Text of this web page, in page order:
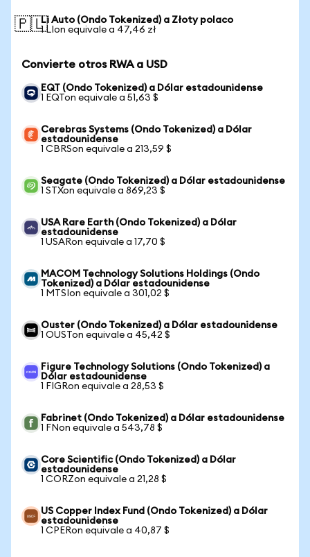
🇵🇱Li Auto (Ondo Tokenized) a Złoty polaco
1 LIon equivale a 47,46 zł
Convierte otros RWA a USD
EQT (Ondo Tokenized) a Dólar estadounidense
1 EQTon equivale a 51,63 $
Cerebras Systems (Ondo Tokenized) a Dólar
estadounidense
1 CBRSon equivale a 213,59 $
Seagate (Ondo Tokenized) a Dólar estadounidense
1 STXon equivale a 869,23 $
USA Rare Earth (Ondo Tokenized) a Dólar
estadounidense
1 USARon equivale a 17,70 $
MACOM Technology Solutions Holdings (Ondo
Tokenized) a Dólar estadounidense
1 MTSIon equivale a 301,02 $
Ouster (Ondo Tokenized) a Dólar estadounidense
1 OUSTon equivale a 45,42 $
Figure Technology Solutions (Ondo Tokenized) a
Dólar estadounidense
1 FIGRon equivale a 28,53 $
Fabrinet (Ondo Tokenized) a Dólar estadounidense
1 FNon equivale a 543,78 $
Core Scientific (Ondo Tokenized) a Dólar
estadounidense
1 CORZon equivale a 21,28 $
US Copper Index Fund (Ondo Tokenized) a Dólar
estadounidense
1 CPERon equivale a 40,87 $